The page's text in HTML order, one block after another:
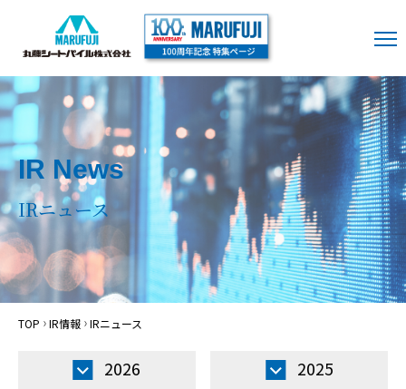
IR News
IRニュース
TOP IR情報 IRニュース
2026
2025